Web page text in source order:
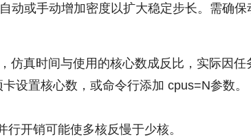
动或手动增加密度以扩大稳定步长。需确保
真时间与使用的核心数成反比，实际因任
设置核心数，或命令行添加 cpus=N参数。
开销可能使多核反慢于少核。